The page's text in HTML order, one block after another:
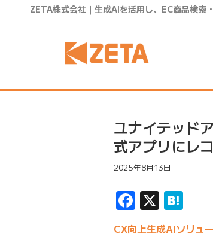
ZETA株式会社｜生成AIを活用し、EC商品検索
ユナイテッド
式アプリにレ
2025年8月13日
Facebook
X
CX向上生成AIソリュ